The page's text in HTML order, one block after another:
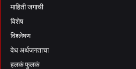
माहिती जगाची
विशेष
विश्लेषण
वेध अर्थजगताचा
हलकं फुलकं